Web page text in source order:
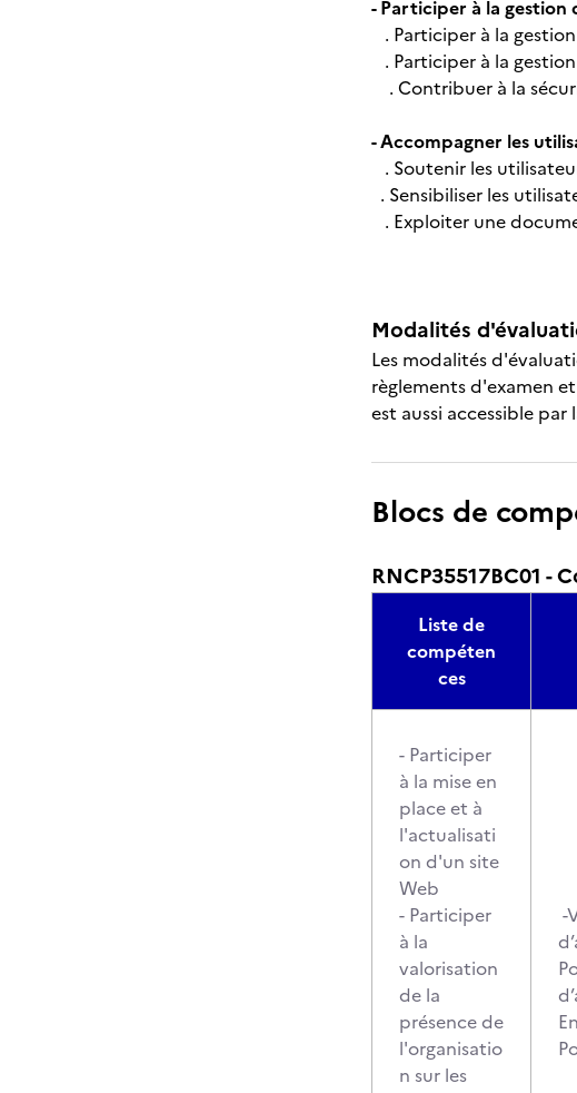
- Participer à la gestion
. Participer à la
. Participer à la
. Contribuer à la
- Accompagner les
. Soutenir les
. Sensibiliser les
. Exploiter une
Modalités
Les modalités
règlements d'examen
est aussi accessible par
Blocs de
RNCP35517BC01
Liste de
compéten
ces
- Participer
à la mise en
place et à
l'actualisati
on d'un site
Web
- Participer
à la
valorisation
de la
présence de
l'organisatio
n sur les
-